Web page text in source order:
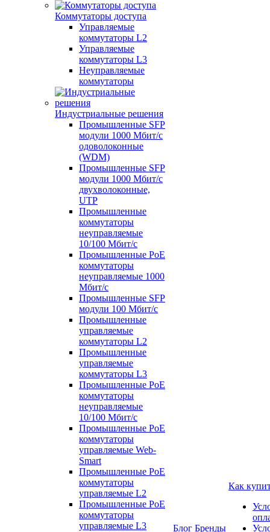
Коммутаторы доступа
Управляемые
коммутаторы L2
Управляемые
коммутаторы L3
Неуправляемые
коммутаторы
Индустриальные решения
Промышленные SFP
модули 1000 Мбит/c
одоволоконные
(WDM)
Промышленные SFP
модули 1000 Мбит/c
двухволоконные,
UTP
Промышленные
коммутаторы
неуправляемые
10/100 Мбит/с
Промышленные PoE
коммутаторы
неуправляемые 1000
Мбит/с
Промышленные SFP
модули 100 Мбит/c
Промышленные
управляемые
коммутаторы L2
Промышленные
управляемые
коммутаторы L3
Промышленные PoE
коммутаторы
неуправляемые
10/100 Мбит/с
Промышленные PoE
коммутаторы
управляемые Web-
Smart
Промышленные PoE
коммутаторы
управляемые L2
Промышленные PoE
коммутаторы
управляемые L3
Блог Бренды
Как